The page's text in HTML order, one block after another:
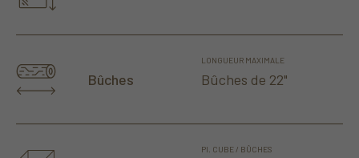
Bûches
LONGUEUR MAXIMALE
Bûches de 22"
PI. CUBE / BÛCHES